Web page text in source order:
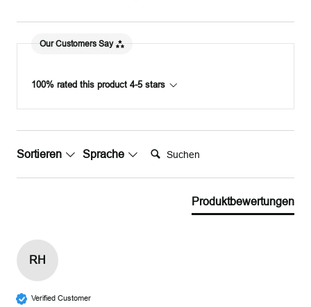
Our Customers Say
100% rated this product 4-5 stars
Sortieren Sprache Suchen:
Produktbewertungen
RH
Verified Customer